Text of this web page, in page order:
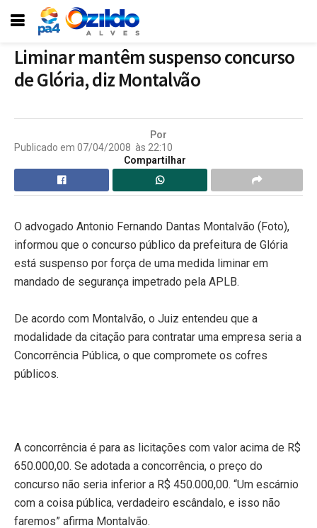
Liminar mantêm suspenso concurso
de Glória, diz Montalvão
Por
Publicado em 07/04/2008 às 22:10
Compartilhar
O advogado Antonio Fernando Dantas Montalvão (Foto),
informou que o concurso público da prefeitura de Glória
está suspenso por força de uma medida liminar em
mandado de segurança impetrado pela APLB.
De acordo com Montalvão, o Juiz entendeu que a
modalidade da citação para contratar uma empresa seria a
Concorrência Pública, o que compromete os cofres
públicos.
A concorrência é para as licitações com valor acima de R$
650.000,00. Se adotada a concorrência, o preço do
concurso não seria inferior a R$ 450.000,00. “Um escárnio
com a coisa pública, verdadeiro escândalo, e isso não
faremos” afirma Montalvão.